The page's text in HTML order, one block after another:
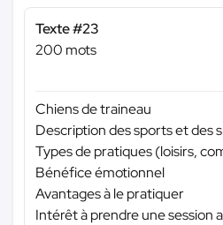
Texte #23
200 mots
Chiens de traineau
Description des sports et des
Types de pratiques (loisirs,
Bénéfice émotionnel
Avantages à le pratiquer
Intérêt à prendre une session